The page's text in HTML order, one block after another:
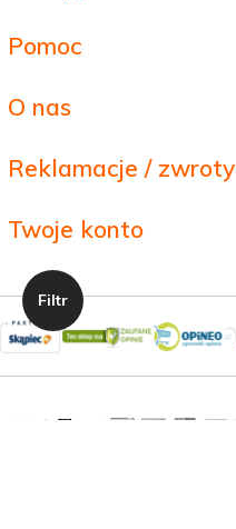
Pomoc
O nas
Reklamacje / zwroty
Twoje konto